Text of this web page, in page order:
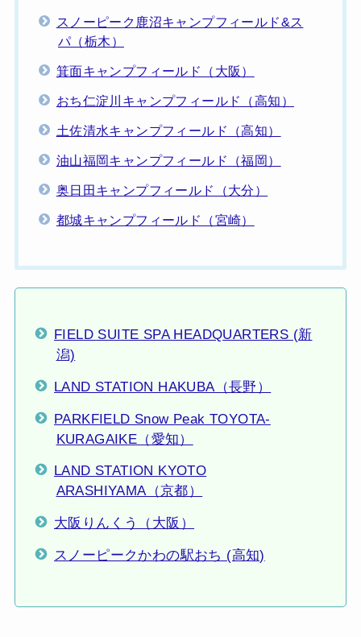
スノーピーク鹿沼キャンプフィールド&ス
パ（栃木）
箕面キャンプフィールド（大阪）
おち仁淀川キャンプフィールド（高知）
土佐清水キャンプフィールド（高知）
油山福岡キャンプフィールド（福岡）
奥日田キャンプフィールド（大分）
都城キャンプフィールド（宮崎）
FIELD SUITE SPA HEADQUARTERS (新
潟)
LAND STATION HAKUBA（長野）
PARKFIELD Snow Peak TOYOTA-
KURAGAIKE（愛知）
LAND STATION KYOTO
ARASHIYAMA（京都）
大阪りんくう（大阪）
スノーピークかわの駅おち (高知)